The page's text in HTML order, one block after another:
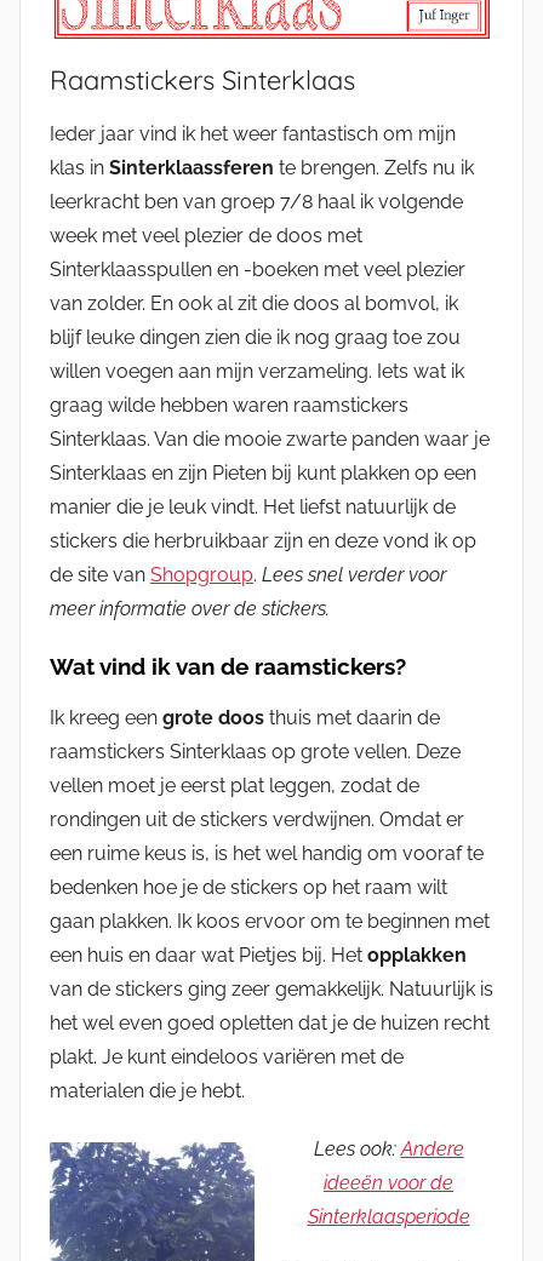
Raamstickers Sinterklaas
Ieder jaar vind ik het weer fantastisch om mijn
klas in Sinterklaassferen te brengen. Zelfs nu ik
leerkracht ben van groep 7/8 haal ik volgende
week met veel plezier de doos met
Sinterklaasspullen en -boeken met veel plezier
van zolder. En ook al zit die doos al bomvol, ik
blijf leuke dingen zien die ik nog graag toe zou
willen voegen aan mijn verzameling. Iets wat ik
graag wilde hebben waren raamstickers
Sinterklaas. Van die mooie zwarte panden waar je
Sinterklaas en zijn Pieten bij kunt plakken op een
manier die je leuk vindt. Het liefst natuurlijk de
stickers die herbruikbaar zijn en deze vond ik op
de site van Shopgroup. Lees snel verder voor
meer informatie over de stickers.
Wat vind ik van de raamstickers?
Ik kreeg een grote doos thuis met daarin de
raamstickers Sinterklaas op grote vellen. Deze
vellen moet je eerst plat leggen, zodat de
rondingen uit de stickers verdwijnen. Omdat er
een ruime keus is, is het wel handig om vooraf te
bedenken hoe je de stickers op het raam wilt
gaan plakken. Ik koos ervoor om te beginnen met
een huis en daar wat Pietjes bij. Het opplakken
van de stickers ging zeer gemakkelijk. Natuurlijk is
het wel even goed opletten dat je de huizen recht
plakt. Je kunt eindeloos variëren met de
materialen die je hebt.
Lees ook:Andere
ideeën voor de
Sinterklaasperiode